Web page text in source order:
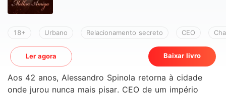
18+ Urbano Relacionamento secreto CEO
Ler agora Baixar livro
Aos 42 anos, Alessandro Spinola retorna à cidade
onde jurou nunca mais pisar. CEO de um império